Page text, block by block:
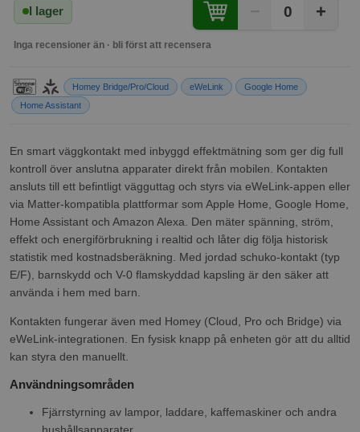
I lager 0 +
Inga recensioner än · bli först att recensera
Homey Bridge/Pro/Cloud eWeLink
Google Home
Home Assistant
En smart väggkontakt med inbyggd effektmätning som ger dig full
kontroll över anslutna apparater direkt från mobilen. Kontakten
ansluts till ett befintligt vägguttag och styrs via eWeLink-appen eller
via Matter-kompatibla plattformar som Apple Home, Google Home,
Home Assistant och Amazon Alexa. Den mäter spänning, ström,
effekt och energiförbrukning i realtid och låter dig följa historisk
statistik med kostnadsberäkning. Med jordad schuko-kontakt (typ
E/F), barnskydd och V-0 flamskyddad kapsling är den säker att
använda i hem med barn.
Kontakten fungerar även med Homey (Cloud, Pro och Bridge) via
eWeLink-integrationen. En fysisk knapp på enheten gör att du alltid
kan styra den manuellt.
Användningsområden
Fjärrstyrning av lampor, laddare, kaffemaskiner och andra
hushållsapparater